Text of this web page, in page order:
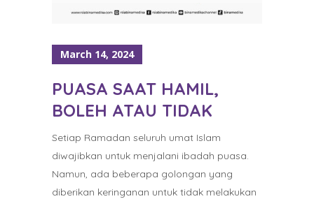
March 14, 2024
PUASA SAAT HAMIL,
BOLEH ATAU TIDAK
Setiap Ramadan seluruh umat Islam
diwajibkan untuk menjalani ibadah puasa.
Namun, ada beberapa golongan yang
diberikan keringanan untuk tidak melakukan